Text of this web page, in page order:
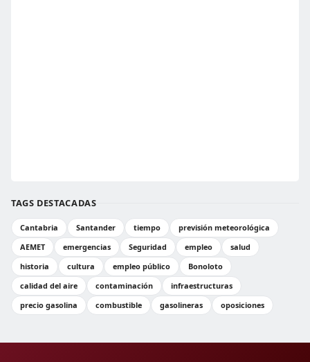
TAGS DESTACADAS
Cantabria Santander tiempo
previsión meteorológica
AEMET
emergencias Seguridad empleo
salud
historia
cultura empleo público
Bonoloto
calidad del aire
contaminación
infraestructuras
precio gasolina
combustible gasolineras oposiciones